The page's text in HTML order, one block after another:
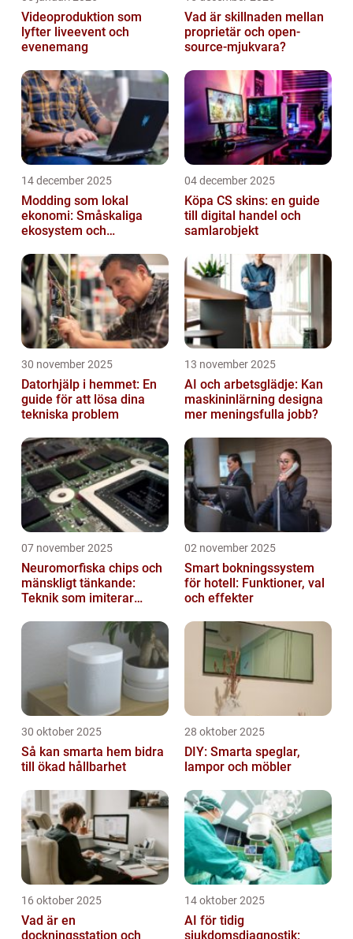
Videoproduktion som
lyfter liveevent och
evenemang
Vad är skillnaden mellan
proprietär och open-
source-mjukvara?
14 december 2025
Modding som lokal
ekonomi: Småskaliga
ekosystem och
04 december 2025
Köpa CS skins: en guide
till digital handel och
samlarobjekt
30 november 2025
Datorhjälp i hemmet: En
guide för att lösa dina
tekniska problem
13 november 2025
AI och arbetsglädje: Kan
maskininlärning designa
mer meningsfulla jobb?
07 november 2025
Neuromorfiska chips och
mänskligt tänkande:
Teknik som imiterar
02 november 2025
Smart bokningssystem
för hotell: Funktioner, val
och effekter
30 oktober 2025
Så kan smarta hem bidra
till ökad hållbarhet
28 oktober 2025
DIY: Smarta speglar,
lampor och möbler
16 oktober 2025
Vad är en
dockningsstation och
14 oktober 2025
AI för tidig
sjukdomsdiagnostik: